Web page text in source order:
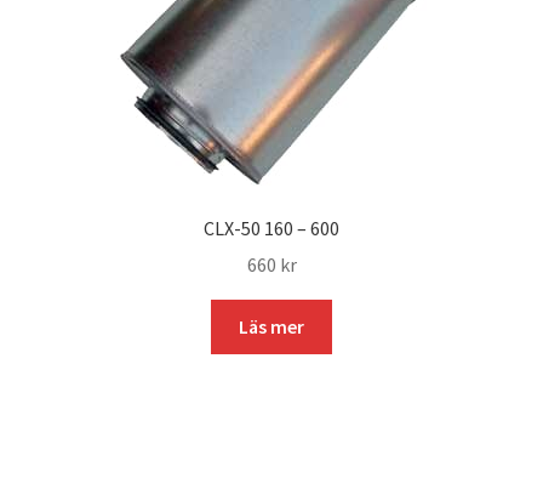
CLX-50 160 – 600
660 kr
Läs mer